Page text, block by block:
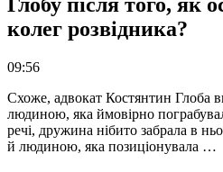
Глобу після того, як
колег розвідника?
09:56
Схоже, адвокат Костянтин Глоба
людиною, яка ймовірно
речі, дружина нібито забрала в
й людиною, яка позиціонувала …